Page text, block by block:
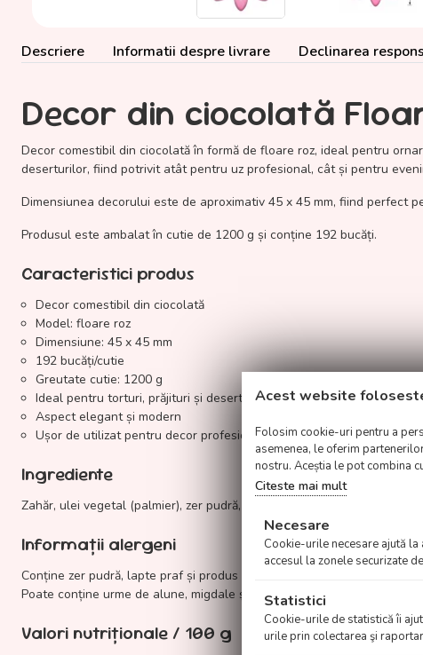
Descriere Informatii despre livrare Declinarea
Decor din ciocolată
Decor comestibil din ciocolată în formă de floare roz, ideal pentru
deserturilor, fiind potrivit atât pentru uz profesional, cât și pentru
Dimensiunea decorului este de aproximativ 45 x 45 mm, fiind perfect
Produsul este ambalat în cutie de 1200 g și conține 192 bucăți.
Caracteristici produs
Decor comestibil din ciocolată
Model: floare roz
Dimensiune: 45 x 45 mm
192 bucăți/cutie
Greutate cutie: 1200 g
Ideal pentru torturi, prăjituri și deserturi
Aspect elegant și modern
Ușor de utilizat pentru decor profesional
Ingrediente
Zahăr, ulei vegetal (palmier), zer pudră, lapte praf, emulsificator
Informații alergeni
Conține zer pudră, lapte praf și produs din soia.
Poate conține urme de alune, migdale și fistic.
Valori nutriționale / 100 g
Acest website
Folosim cookie-uri pentru a
asemenea, le oferim
nostru. Aceștia le pot combina
Citeste mai mult
Necesare
Cookie-urile necesare ajută
accesul la zonele securizate
Statistici
Cookie-urile de statistică îi
urile prin colectarea şi